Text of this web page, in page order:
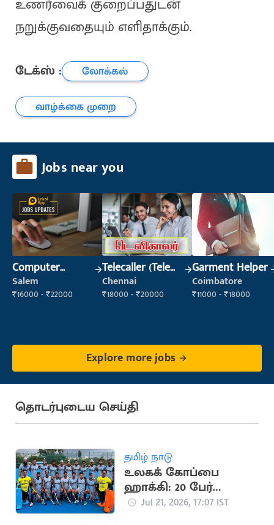
உணர்வைக் குறைப்பதுடன்
நறுக்குவதையும் எளிதாக்கும்.
டேக்ஸ் :
லோக்கல்
வாழ்க்கை முறை
Jobs near you
Computer
Operator
Salem
₹16000 - ₹22000
Telecaller (Tele
Sales)
Chennai
₹18000 - ₹20000
Garment Helper
Coimbatore
₹11000 - ₹18000
Explore more jobs
தொடர்புடைய செய்தி
தமிழ் நாடு
உலகக் கோப்பை
ஹாக்கி: 20 பேர்
கொண்ட இந்திய
Jul 21, 2026, 17:07 IST